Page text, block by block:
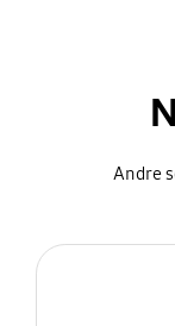
Andre